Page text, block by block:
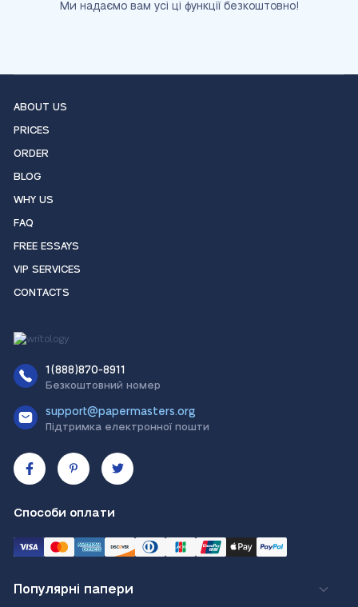
Ми надаємо вам усі ці функції безкоштовно!
ABOUT US
PRICES
ORDER
BLOG
WHY US
FAQ
FREE ESSAYS
VIP SERVICES
CONTACTS
1(888)870-8911
Безкоштовний номер
support@papermasters.org
Підтримка електронної пошти
Способи оплати
Популярні папери